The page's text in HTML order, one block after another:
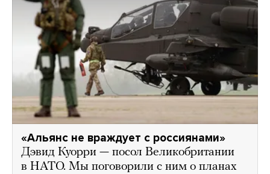
«Альянс не враждует с россиянами»
Дэвид Куорри — посол Великобритании
в НАТО. Мы поговорили с ним о планах